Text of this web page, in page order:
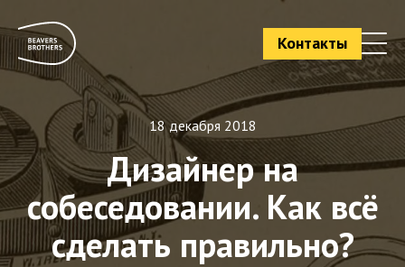
Контакты
18 декабря 2018
Дизайнер на
собеседовании. Как всё
сделать правильно?